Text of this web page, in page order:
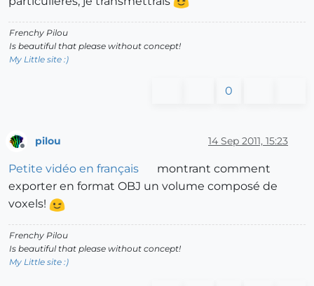
Frenchy Pilou
Is beautiful that please without concept!
My Little site :)
0
pilou 14 Sep 2011, 15:23
Petite vidéo en français
montrant comment
exporter en format OBJ un volume composé de
voxels!
Frenchy Pilou
Is beautiful that please without concept!
My Little site :)